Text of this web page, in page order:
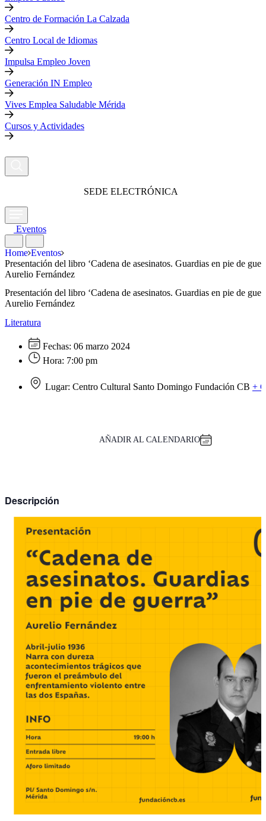
Centro de Formación La Calzada
Centro Local de Idiomas
Impulsa Empleo Joven
Generación IN Empleo
Vives Emplea Saludable Mérida
Cursos y Actividades
SEDE ELECTRÓNICA
Eventos
Home Eventos
Presentación del libro ‘Cadena de asesinatos. Guardias en pie de
Aurelio Fernández
Presentación del libro ‘Cadena de asesinatos. Guardias en pie de
Aurelio Fernández
Literatura
Fechas: 06 marzo 2024
Hora: 7:00 pm
Lugar: Centro Cultural Santo Domingo Fundación CB +
AÑADIR AL CALENDARIO
Descripción